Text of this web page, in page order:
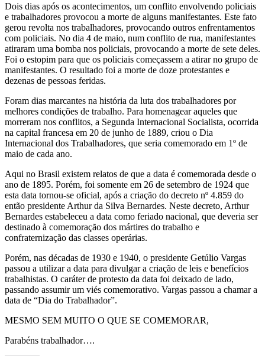
Dois dias após os acontecimentos, um conflito envolvendo policiais
e trabalhadores provocou a morte de alguns manifestantes. Este fato
gerou revolta nos trabalhadores, provocando outros enfrentamentos
com policiais. No dia 4 de maio, num conflito de rua, manifestantes
atiraram uma bomba nos policiais, provocando a morte de sete deles.
Foi o estopim para que os policiais começassem a atirar no grupo de
manifestantes. O resultado foi a morte de doze protestantes e
dezenas de pessoas feridas.
Foram dias marcantes na história da luta dos trabalhadores por
melhores condições de trabalho. Para homenagear aqueles que
morreram nos conflitos, a Segunda Internacional Socialista, ocorrida
na capital francesa em 20 de junho de 1889, criou o Dia
Internacional dos Trabalhadores, que seria comemorado em 1º de
maio de cada ano.
Aqui no Brasil existem relatos de que a data é comemorada desde o
ano de 1895. Porém, foi somente em 26 de setembro de 1924 que
esta data tornou-se oficial, após a criação do decreto nº 4.859 do
então presidente Arthur da Silva Bernardes. Neste decreto, Arthur
Bernardes estabeleceu a data como feriado nacional, que deveria ser
destinado à comemoração dos mártires do trabalho e
confraternização das classes operárias.
Porém, nas décadas de 1930 e 1940, o presidente Getúlio Vargas
passou a utilizar a data para divulgar a criação de leis e benefícios
trabalhistas. O caráter de protesto da data foi deixado de lado,
passando assumir um viés comemorativo. Vargas passou a chamar a
data de “Dia do Trabalhador”.
MESMO SEM MUITO O QUE SE COMEMORAR,
Parabéns trabalhador….